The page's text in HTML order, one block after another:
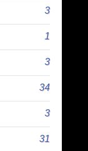
3
1
3
34
3
31